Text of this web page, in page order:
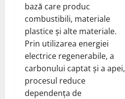
bază care produc
combustibili, materiale
plastice și alte materiale.
Prin utilizarea energiei
electrice regenerabile, a
carbonului captat și a apei,
procesul reduce
dependența de